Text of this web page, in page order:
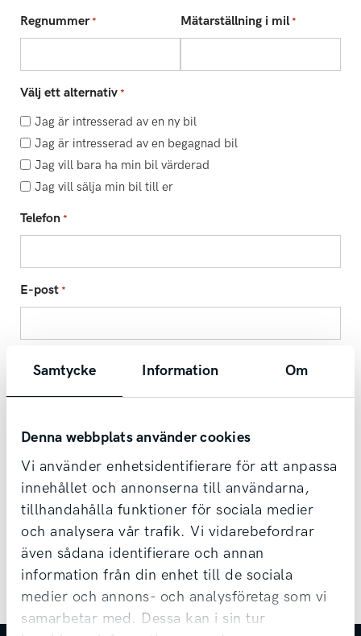
Samtycke Information Om
Denna webbplats använder cookies
Vi använder enhetsidentifierare för att anpassa
innehållet och annonserna till användarna,
tillhandahålla funktioner för sociala medier
och analysera vår trafik. Vi vidarebefordrar
även sådana identifierare och annan
information från din enhet till de sociala
medier och annons- och analysföretag som vi
samarbetar med. Dessa kan i sin tur
Regnummer * Mätarställning i mil *
Välj ett alternativ *
Jag är intresserad av en ny bil
Jag är intresserad av en begagnad bil
Jag vill bara ha min bil värderad
Jag vill sälja min bil till er
Telefon *
E-post *
Välj din anläggning
Samtycke *
Jag godkännerintegritetspolicyn.